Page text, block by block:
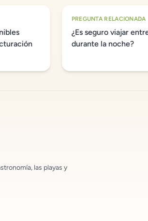
PREGUNTA RELACIONADA
¿Es seguro viajar
durante la noche?
las playas y